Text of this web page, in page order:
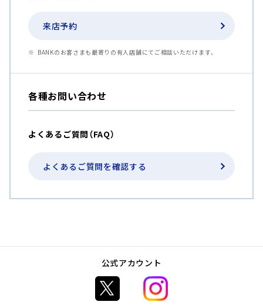
来店予約
BANKのお客さまも最寄りの有人店舗にてご相談いただけます。
各種お問い合わせ
よくあるご質問（FAQ）
よくあるご質問を確認する
公式アカウント